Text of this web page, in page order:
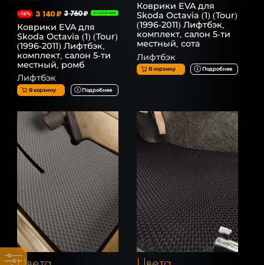
-16% 3 140 ₽ 3 760 ₽ В НАЛИЧИИ
Коврики EVA для
Skoda Octavia (1) (Tour)
(1996-2011) Лифтбэк,
комплект, салон 5-ти
местный, ромб
Лифтбэк
В корзину Подробнее
Коврики EVA для
Skoda Octavia (1) (Tour)
(1996-2011) Лифтбэк,
комплект, салон 5-ти
местный, сота
Лифтбэк
В корзину Подробнее